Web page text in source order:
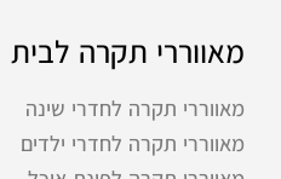
מאווררי תקרה לבית
מאווררי תקרה לחדרי שינה
מאווררי תקרה לחדרי ילדים